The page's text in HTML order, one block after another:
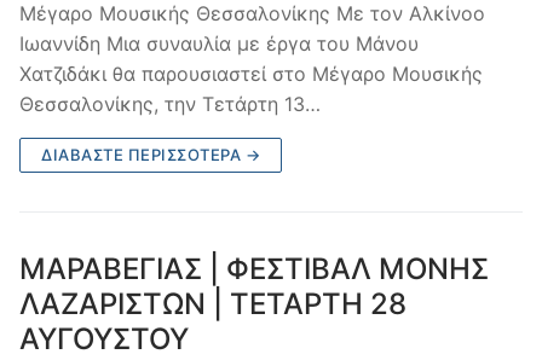
Μέγαρο Μουσικής Θεσσαλονίκης Με τον Αλκίνοο
Ιωαννίδη Μια συναυλία με έργα του Μάνου
Χατζιδάκι θα παρουσιαστεί στο Μέγαρο Μουσικής
Θεσσαλονίκης, την Τετάρτη 13…
ΔΙΑΒΆΣΤΕ ΠΕΡΙΣΣΌΤΕΡΑ →
ΜΑΡΑΒΕΓΙΑΣ | ΦΕΣΤΙΒΑΛ ΜΟΝΗΣ
ΛΑΖΑΡΙΣΤΩΝ | ΤΕΤΑΡΤΗ 28
ΑΥΓΟΥΣΤΟΥ